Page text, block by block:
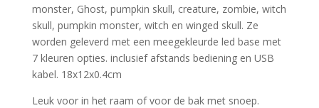
monster, Ghost, pumpkin skull, creature, zombie, witch
skull, pumpkin monster, witch en winged skull. Ze
worden geleverd met een meegekleurde led base met
7 kleuren opties. inclusief afstands bediening en USB
kabel. 18x12x0.4cm
Leuk voor in het raam of voor de bak met snoep.